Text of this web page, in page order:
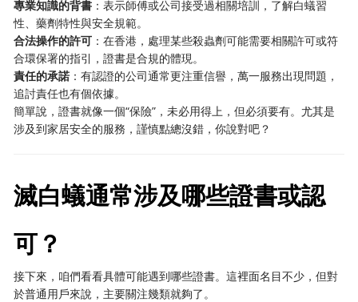
專業知識的背書 ：表示師傅或公司接受過相關培訓，了解白蟻習
性、藥劑特性與安全規範。
合法操作的許可 ：在香港，處理某些殺蟲劑可能需要相關許可或符
合環保署的指引，證書是合規的體現。
責任的承諾 ：有認證的公司通常更注重信譽，萬一服務出現問題，
追討責任也有個依據。
簡單說，證書就像一個“保險”，未必用得上，但必須要有。尤其是
涉及到家居安全的服務，謹慎點總沒錯，你說對吧？
滅白蟻通常涉及哪些證書或認
可？
接下來，咱們看看具體可能遇到哪些證書。這裡面名目不少，但對
於普通用戶來說，主要關注幾類就夠了。